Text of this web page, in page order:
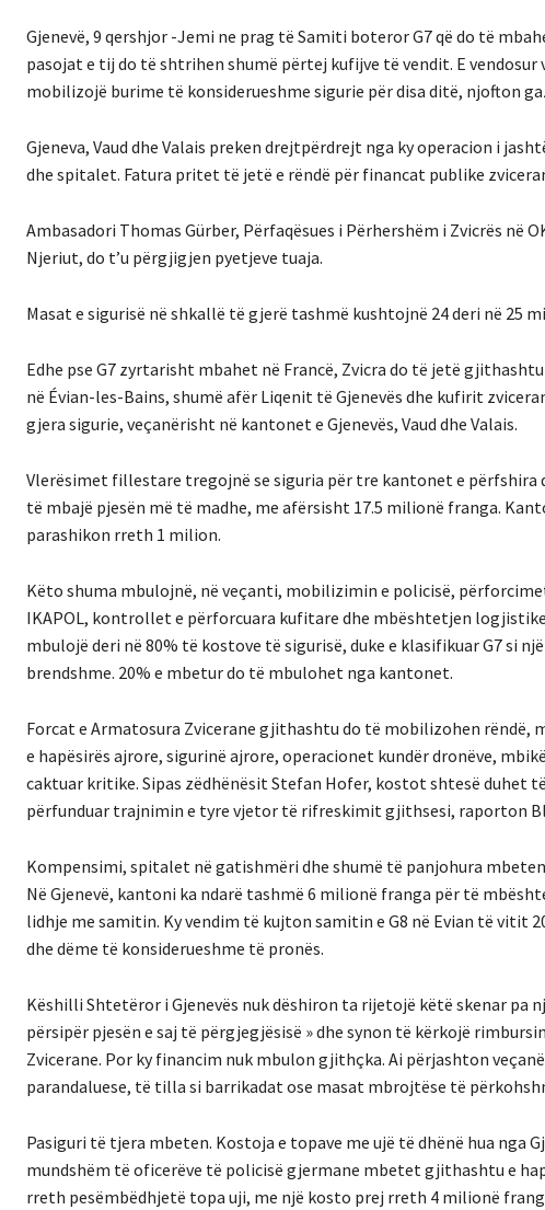
Gjenevë, 9 qershjor -Jemi ne prag të Samiti boteror G7 që do të
pasojat e tij do të shtrihen shumë përtej kufijve të vendit. E
mobilizojë burime të konsiderueshme sigurie për disa ditë, njofton
Gjeneva, Vaud dhe Valais preken drejtpërdrejt nga ky operacion i
dhe spitalet. Fatura pritet të jetë e rëndë për financat publike
Ambasadori Thomas Gürber, Përfaqësues i Përhershëm i Zvicrës në
Njeriut, do t’u përgjigjen pyetjeve tuaja.
Masat e sigurisë në shkallë të gjerë tashmë kushtojnë 24 deri në 25
Edhe pse G7 zyrtarisht mbahet në Francë, Zvicra do të jetë
në Évian-les-Bains, shumë afër Liqenit të Gjenevës dhe kufirit
gjera sigurie, veçanërisht në kantonet e Gjenevës, Vaud dhe Valais.
Vlerësimet fillestare tregojnë se siguria për tre kantonet e përfshira
të mbajë pjesën më të madhe, me afërsisht 17.5 milionë franga.
parashikon rreth 1 milion.
Këto shuma mbulojnë, në veçanti, mobilizimin e policisë,
IKAPOL, kontrollet e përforcuara kufitare dhe mbështetjen
mbulojë deri në 80% të kostove të sigurisë, duke e klasifikuar G7 si
brendshme. 20% e mbetur do të mbulohet nga kantonet.
Forcat e Armatosura Zvicerane gjithashtu do të mobilizohen
e hapësirës ajrore, sigurinë ajrore, operacionet kundër dronëve,
caktuar kritike. Sipas zëdhënësit Stefan Hofer, kostot shtesë duhet
përfunduar trajnimin e tyre vjetor të rifreskimit gjithsesi, raporton
Kompensimi, spitalet në gatishmëri dhe shumë të panjohura
Në Gjenevë, kantoni ka ndarë tashmë 6 milionë franga për të
lidhje me samitin. Ky vendim të kujton samitin e G8 në Evian të vitit
dhe dëme të konsiderueshme të pronës.
Këshilli Shtetëror i Gjenevës nuk dëshiron ta rijetojë këtë skenar pa
përsipër pjesën e saj të përgjegjësisë » dhe synon të kërkojë
Zvicerane. Por ky financim nuk mbulon gjithçka. Ai përjashton
parandaluese, të tilla si barrikadat ose masat mbrojtëse të
Pasiguri të tjera mbeten. Kostoja e topave me ujë të dhënë hua nga
mundshëm të oficerëve të policisë gjermane mbetet gjithashtu e
rreth pesëmbëdhjetë topa uji, me një kosto prej rreth 4 milionë